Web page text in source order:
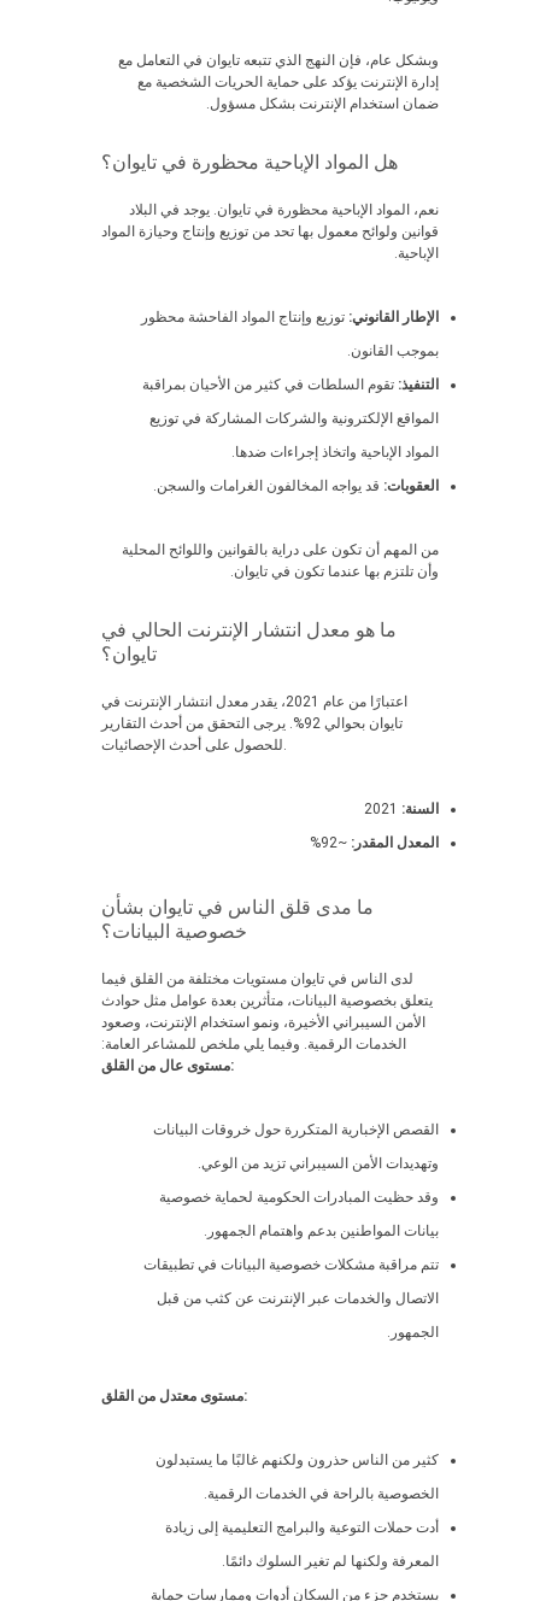
وبشكل عام، فإن النهج الذي تتبعه تايوان في التعامل مع
إدارة الإنترنت يؤكد على حماية الحريات الشخصية مع
ضمان استخدام الإنترنت بشكل مسؤول.
هل المواد الإباحية محظورة في تايوان؟
نعم، المواد الإباحية محظورة في تايوان. يوجد في البلاد
قوانين ولوائح معمول بها تحد من توزيع وإنتاج وحيازة المواد
الإباحية.
الإطار القانوني: توزيع وإنتاج المواد الفاحشة محظور
بموجب القانون.
التنفيذ: تقوم السلطات في كثير من الأحيان بمراقبة
المواقع الإلكترونية والشركات المشاركة في توزيع
المواد الإباحية واتخاذ إجراءات ضدها.
العقوبات: قد يواجه المخالفون الغرامات والسجن.
من المهم أن تكون على دراية بالقوانين واللوائح المحلية
وأن تلتزم بها عندما تكون في تايوان.
ما هو معدل انتشار الإنترنت الحالي في
تايوان؟
اعتبارًا من عام 2021، يقدر معدل انتشار الإنترنت في
تايوان بحوالي 92%. يرجى التحقق من أحدث التقارير
للحصول على أحدث الإحصائيات.
السنة:
المعدل المقدر: ~92%
ما مدى قلق الناس في تايوان بشأن
خصوصية البيانات؟
لدى الناس في تايوان مستويات مختلفة من القلق فيما
يتعلق بخصوصية البيانات، متأثرين بعدة عوامل مثل حوادث
الأمن السيبراني الأخيرة، ونمو استخدام الإنترنت، وصعود
الخدمات الرقمية. وفيما يلي ملخص للمشاعر العامة:
مستوى عال من القلق:
القصص الإخبارية المتكررة حول خروقات البيانات
وتهديدات الأمن السيبراني تزيد من الوعي.
وقد حظيت المبادرات الحكومية لحماية خصوصية
بيانات المواطنين بدعم واهتمام الجمهور.
تتم مراقبة مشكلات خصوصية البيانات في تطبيقات
الاتصال والخدمات عبر الإنترنت عن كثب من قبل
الجمهور.
مستوى معتدل من القلق:
كثير من الناس حذرون ولكنهم غالبًا ما يستبدلون
الخصوصية بالراحة في الخدمات الرقمية.
أدت حملات التوعية والبرامج التعليمية إلى زيادة
المعرفة ولكنها لم تغير السلوك دائمًا.
يستخدم جزء من السكان أدوات وممارسات حماية